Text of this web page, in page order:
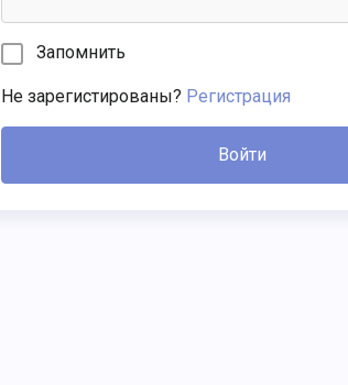
Запомнить
Не зарегистированы? Регистрация